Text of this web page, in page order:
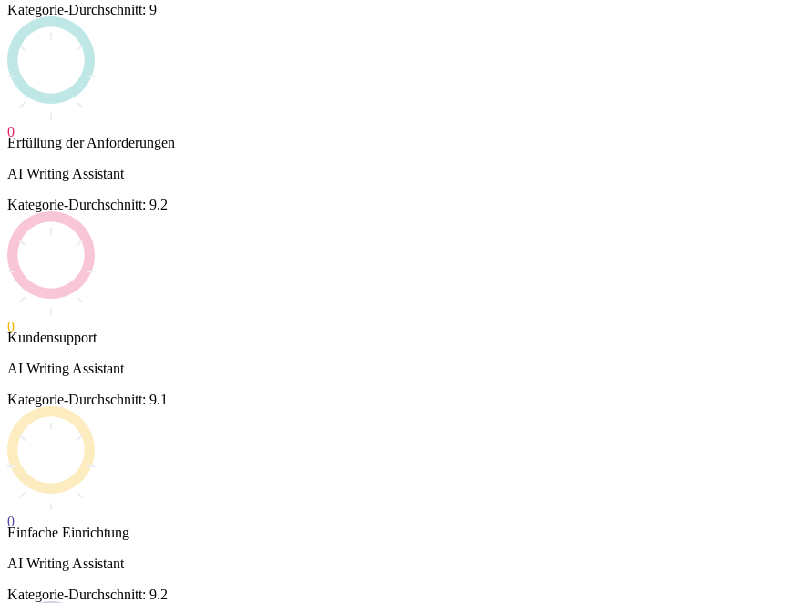
Kategorie-Durchschnitt: 9
0
Erfüllung der Anforderungen
AI Writing Assistant
Kategorie-Durchschnitt: 9.2
0
Kundensupport
AI Writing Assistant
Kategorie-Durchschnitt: 9.1
0
Einfache Einrichtung
AI Writing Assistant
Kategorie-Durchschnitt: 9.2